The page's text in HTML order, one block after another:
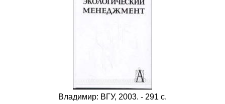
Владимир: ВГУ, 2003. - 291 с.